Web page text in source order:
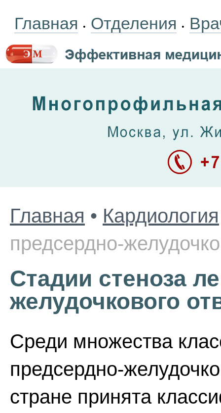
Главная • Отделения •
Главная • Кардиология
предсердно-
Стадии стеноза
желудочкового
Среди множества
предсердно-
стране принята